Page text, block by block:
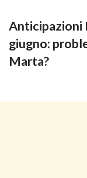
Anticipazioni
giugno:
Marta?